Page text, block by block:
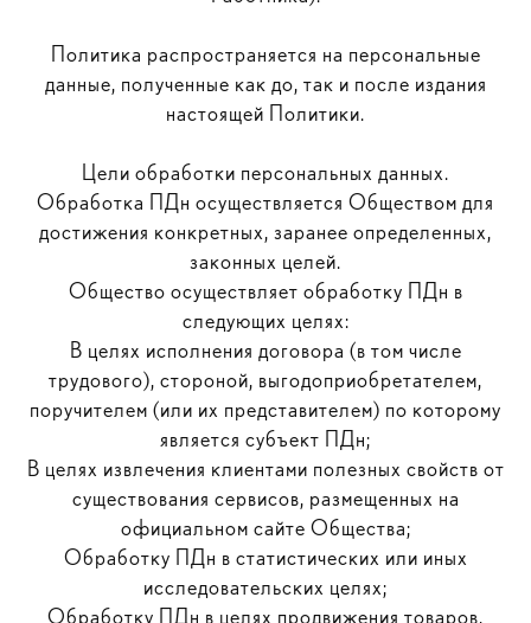
Политика распространяется на персональные
данные, полученные как до, так и после издания
настоящей Политики.
Цели обработки персональных данных.
Обработка ПДн осуществляется Обществом для
достижения конкретных, заранее определенных,
законных целей.
Общество осуществляет обработку ПДн в
следующих целях:
В целях исполнения договора (в том числе
трудового), стороной, выгодоприобретателем,
поручителем (или их представителем) по которому
является субъект ПДн;
В целях извлечения клиентами полезных свойств от
существования сервисов, размещенных на
официальном сайте Общества;
Обработку ПДн в статистических или иных
исследовательских целях;
Обработку ПДн в целях продвижения товаров,